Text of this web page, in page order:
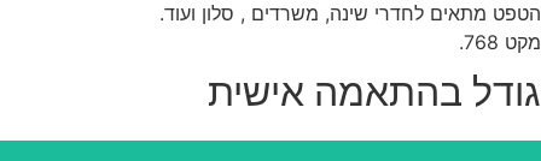
מתאים לחדרי שינה, משרדים , סלון ועוד.
768.
בהתאמה אישית